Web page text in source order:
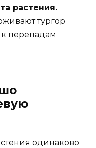
растения.
тургор
к перепадам
одинаково